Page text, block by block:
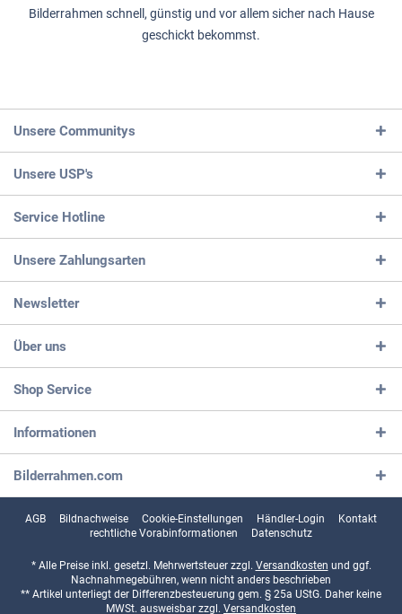
Bilderrahmen schnell, günstig und vor allem sicher nach Hause
geschickt bekommst.
Unsere Communitys
Unsere USP's
Service Hotline
Unsere Zahlungsarten
Newsletter
Über uns
Shop Service
Informationen
Bilderrahmen.com
AGB Bildnachweise Cookie-Einstellungen Händler-Login
Kontakt
rechtliche Vorabinformationen
Datenschutz
* Alle Preise inkl. gesetzl. Mehrwertsteuer zzgl. Versandkosten und ggf.
Nachnahmegebühren, wenn nicht anders beschrieben
** Artikel unterliegt der Differenzbesteuerung gem. § 25a UStG. Daher keine
MWSt. ausweisbar zzgl. Versandkosten